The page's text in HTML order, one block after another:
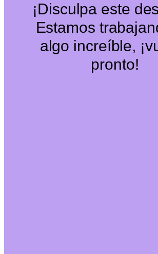
¡Disculpa este
Estamos
algo increíble,
pronto!